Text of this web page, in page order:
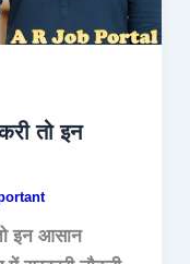
तो इन
इन आसान